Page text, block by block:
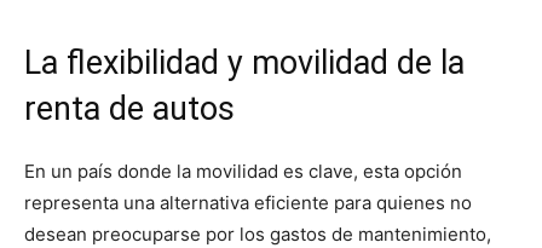
La flexibilidad y movilidad de la
renta de autos
En un país donde la movilidad es clave, esta opción
representa una alternativa eficiente para quienes no
desean preocuparse por los gastos de mantenimiento,